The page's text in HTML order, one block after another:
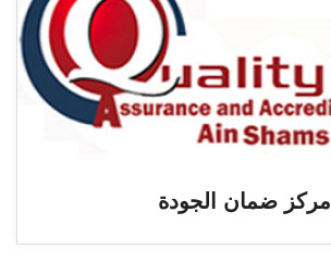
مركز ضمان الجودة